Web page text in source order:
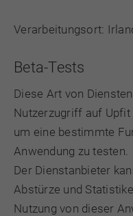
Verarbeitungsort:
Beta-Tests
Diese Art von
Nutzerzugriff auf Upfit
um eine bestimmte
Anwendung zu testen.
Der Dienstanbieter
Abstürze und
Nutzung von dieser